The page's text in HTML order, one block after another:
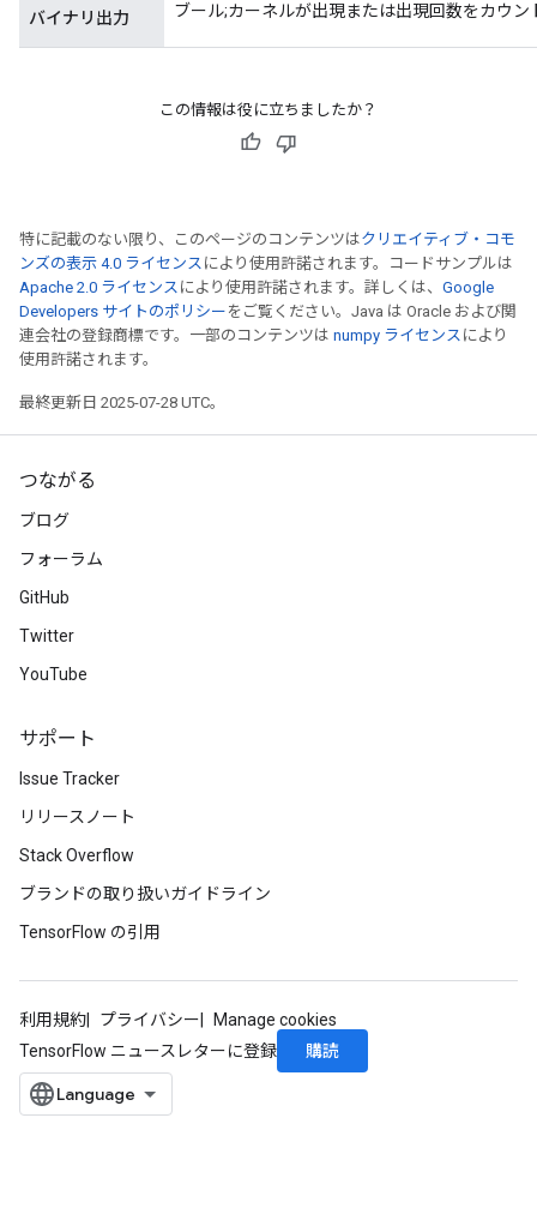
バイナリ出力 ブール;カーネルが出現または出現回数をカウ
この情報は役に立ちましたか？
特に記載のない限り、このページのコンテンツはクリエイティブ・コモ
ンズの表示 4.0 ライセンス により使用許諾されます。コードサンプルは
Apache 2.0 ライセンス により使用許諾されます。詳しくは、 Google
Developers サイトのポリシー をご覧ください。Java は Oracle および関
連会社の登録商標です。一部のコンテンツは numpy ライセンス により
使用許諾されます。
最終更新日 2025-07-28 UTC。
つながる
ブログ
フォーラム
GitHub
Twitter
YouTube
サポート
Issue Tracker
リリースノート
Stack Overflow
ブランドの取り扱いガイドライン
TensorFlow の引用
利用規約 プライバシー
Manage cookies
TensorFlow ニュースレターに登録
購読